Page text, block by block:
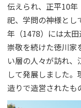
伝えられ、正平10
祀、学問の神様とし
年（1478）には太
崇敬を続けた徳川家
い層の人々が訪れ、
して発展しました
造りで造営されたも